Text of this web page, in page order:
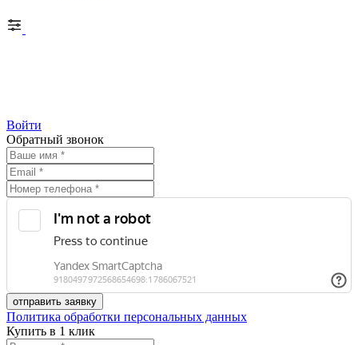
Войти
Обратный звонок
Политика обработки персональных данных
Купить в 1 клик